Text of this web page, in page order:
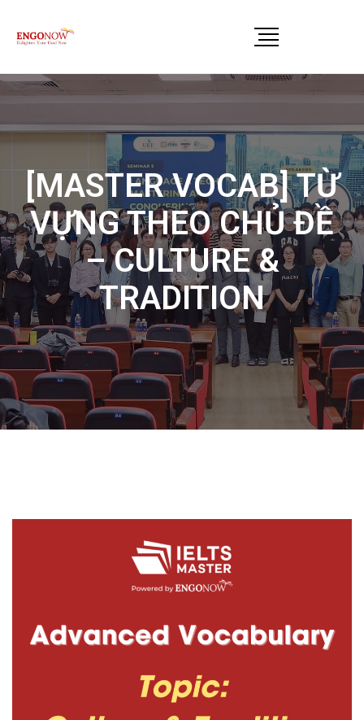
[MASTER VOCAB] TỪ
VỰNG THEO CHỦ ĐỀ
– CULTURE &
TRADITION